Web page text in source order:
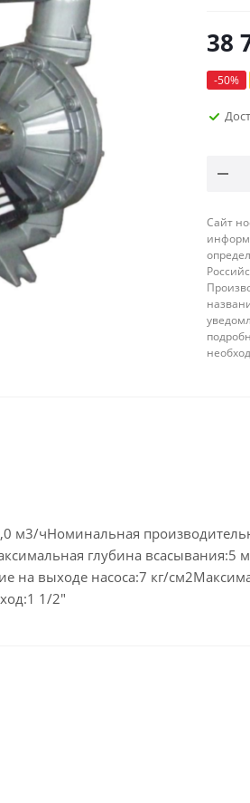
38
-50%
Сайт
м3/чНоминальная
глубина всасывания:5
на выходе насоса:7 кг/
1/2"